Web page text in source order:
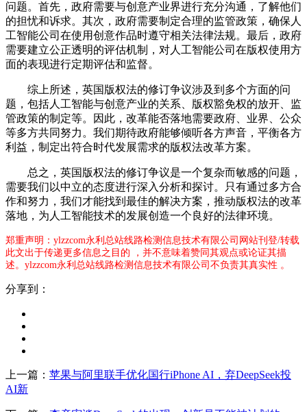
问题。首先，政府需要与创意产业界进行充分沟通，了解他们
的担忧和诉求。其次，政府需要制定合理的监管政策，确保人
工智能公司在使用创意作品时遵守相关法律法规。最后，政府
需要建立公正透明的评估机制，对人工智能公司在版权使用方
面的表现进行定期评估和监督。
综上所述，英国版权法的修订争议涉及到多个方面的问
题，包括人工智能与创意产业的关系、版权豁免权的放开、监
管政策的制定等。因此，改革能否落地需要政府、业界、公众
等多方共同努力。我们期待政府能够倾听各方声音，平衡各方
利益，制定出符合时代发展需求的版权法改革方案。
总之，英国版权法的修订争议是一个复杂而敏感的问题，
需要我们以中立的态度进行深入分析和探讨。只有通过多方合
作和努力，我们才能找到最佳的解决方案，推动版权法的改革
落地，为人工智能技术的发展创造一个良好的法律环境。
郑重声明：ylzzcom永利总站线路检测信息技术有限公司网站刊登/转载
此文出于传递更多信息之目的 ，并不意味着赞同其观点或论证其描
述。ylzzcom永利总站线路检测信息技术有限公司不负责其真实性 。
分享到：
上一篇： 苹果与阿里联手优化国行iPhone AI，弃DeepSeek投
AI新